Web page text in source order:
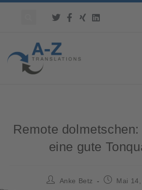
Remote
eine gute
Anke Betz
Mai 14,